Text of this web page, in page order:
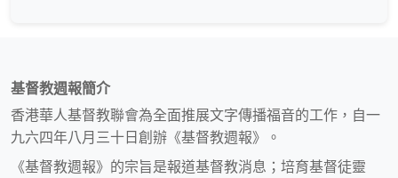
基督教週報簡介
香港華人基督教聯會為全面推展文字傳播福音的工作，自一
九六四年八月三十日創辦《基督教週報》。
《基督教週報》的宗旨是報道基督教消息；培育基督徒靈